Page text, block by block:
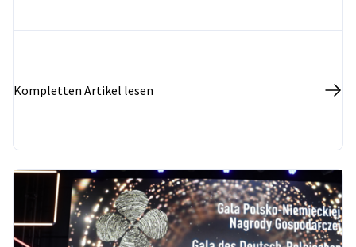
Kompletten Artikel lesen